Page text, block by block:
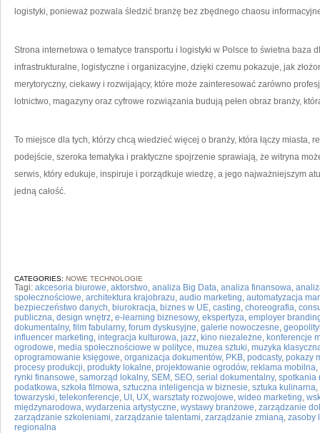
logistyki, ponieważ pozwala śledzić branżę bez zbędnego chaosu
Strona internetowa o tematyce transportu i logistyki w Polsce to świetna baza
infrastrukturalne, logistyczne i organizacyjne, dzięki czemu pokazuje, jak
merytoryczny, ciekawy i rozwijający, które może zainteresować zarówno
lotnictwo, magazyny oraz cyfrowe rozwiązania budują pełen obraz branży,
To miejsce dla tych, którzy chcą wiedzieć więcej o branży, która łączy miasta,
podejście, szeroka tematyka i praktyczne spojrzenie sprawiają, że witryna
serwis, który edukuje, inspiruje i porządkuje wiedzę, a jego najważniejszym
jedną całość.
CATEGORIES: NOWE TECHNOLOGIE
Tagi: akcesoria biurowe, aktorstwo, analiza Big Data, analiza finansowa,
społecznościowe, architektura krajobrazu, audio marketing, automatyzacja
bezpieczeństwo danych, biurokracja, biznes w UE, casting, choreografia,
publiczna, design wnętrz, e-learning biznesowy, ekspertyza, employer
dokumentalny, film fabularny, forum dyskusyjne, galerie nowoczesne,
influencer marketing, integracja kulturowa, jazz, kino niezależne, konferencje
ogrodowe, media społecznościowe w polityce, muzea sztuki, muzyka
oprogramowanie księgowe, organizacja dokumentów, PKB, podcasty, pokazy
procesy produkcji, produkty lokalne, projektowanie ogrodów, reklama mobilna,
rynki finansowe, samorząd lokalny, SEM , SEO, serial dokumentalny, spotkania
podatkowa, szkoła filmowa, sztuczna inteligencja w biznesie, sztuka kulinarna,
towarzyski, telekonferencje, UI , UX, warsztaty rozwojowe, wideo marketing,
międzynarodowa, wydarzenia artystyczne, wystawy branżowe, zarządzanie
zarządzanie szkoleniami, zarządzanie talentami, zarządzanie zmianą, zasoby
regionalna